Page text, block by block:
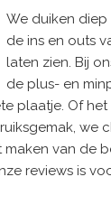
We duiken
de ins en outs
laten zien. Bij
de plus- en
plaatje. Of het
we
van de
reviews is